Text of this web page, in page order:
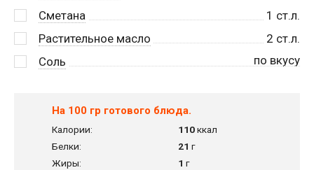
Сметана
1 ст.л.
Растительное масло
2 ст.л.
Соль
по вкусу
На 100 гр готового блюда.
Калории: 110ккал
Белки:
21 г
Жиры:
1 г